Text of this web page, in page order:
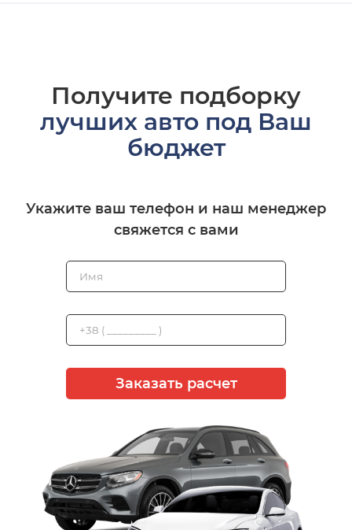
Получите подборку
лучших авто под Ваш
бюджет
Укажите ваш телефон и наш менеджер
свяжется с вами
Заказать расчет